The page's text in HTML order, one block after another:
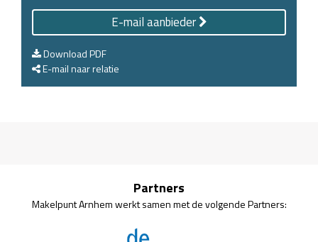
E-mail aanbieder
Download PDF
E-mail naar relatie
Partners
Makelpunt Arnhem werkt samen met de volgende Partners: